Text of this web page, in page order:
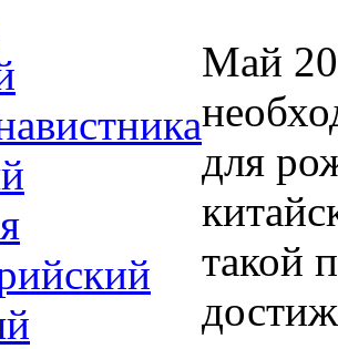
Май
для
такой